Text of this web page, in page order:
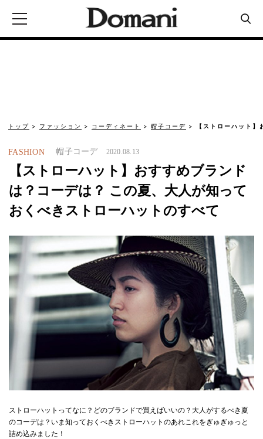
トップ ファッション コーディネート 帽子コーデ 【ストローハット
FASHION 帽子コーデ 2020.08.13
【ストローハット】おすすめブランド
は？コーデは？ この夏、大人が知って
おくべきストローハットのすべて
ストローハットってなに？どのブランドで買えばいいの？大人がするべき夏
のコーデは？いま知っておくべきストローハットのあれこれをぎゅぎゅっと
詰め込みました！